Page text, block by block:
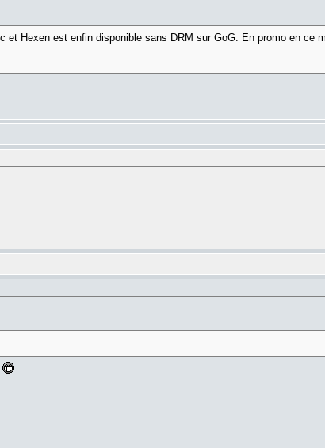
et Hexen est enfin disponible sans DRM sur GoG. En promo en ce